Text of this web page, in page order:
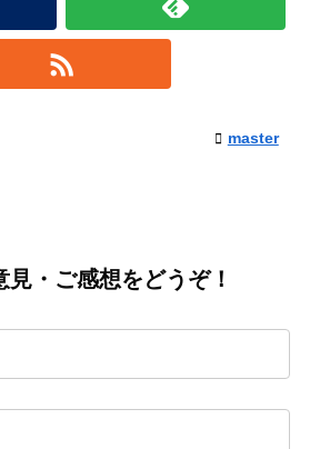
master
・ご感想をどうぞ！